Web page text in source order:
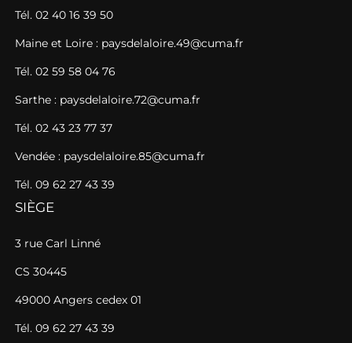
Tél. 02 40 16 39 50
Maine et Loire : paysdelaloire.49@cuma.fr
Tél. 02 59 58 04 76
Sarthe : paysdelaloire.72@cuma.fr
Tél. 02 43 23 77 37
Vendée : paysdelaloire.85@cuma.fr
Tél. 09 62 27 43 39
SIÈGE
3 rue Carl Linné
CS 30445
49000 Angers cedex 01
Tél. 09 62 27 43 39